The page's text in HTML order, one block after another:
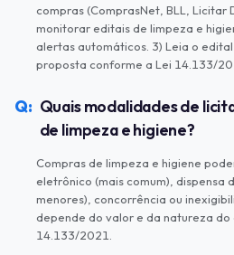
compras (ComprasNet, BLL, Licitar
monitorar editais de limpeza e
alertas automáticos. 3) Leia o
proposta conforme a Lei 14.133/
Quais modalidades de
de limpeza e higiene?
Compras de limpeza e higiene
eletrônico (mais comum), dispensa
menores), concorrência ou
depende do valor e da natureza
14.133/2021.